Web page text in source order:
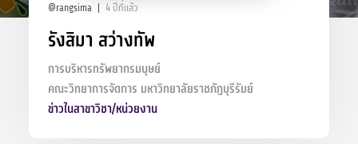
@rangsima 4 ปีที่แล้ว
รังสิมา สว่างทัพ
การบริหารทรัพยากรมนุษย์
คณะวิทยาการจัดการ มหาวิทยาลัยราชภัฏบุรีรัมย์
ข่าวในสาขาวิชา/หน่วยงาน